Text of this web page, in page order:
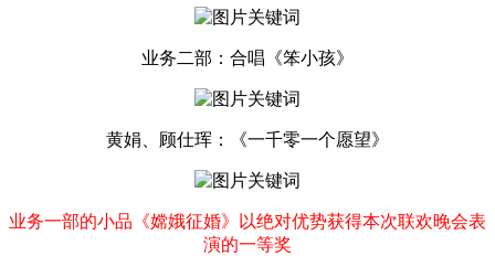
业务二部：合唱《笨小孩》
黄娟、顾仕珲：《一千零一个愿望》
业务一部的小品《嫦娥征婚》以绝对优势获得本次联欢晚会表
演的一等奖